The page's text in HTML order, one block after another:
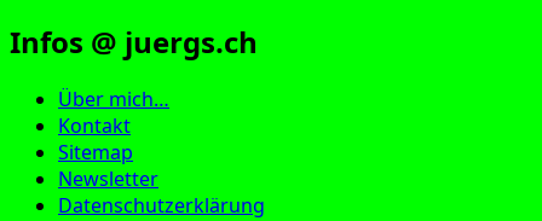
Infos @ juergs.ch
Über mich…
Kontakt
Sitemap
Newsletter
Datenschutzerklärung